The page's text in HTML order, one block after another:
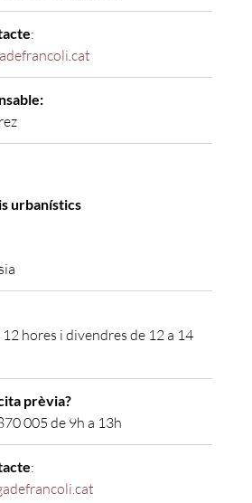
:
urbanístics
hores i divendres de 12 a 14
prèvia?
005 de 9h a 13h
: